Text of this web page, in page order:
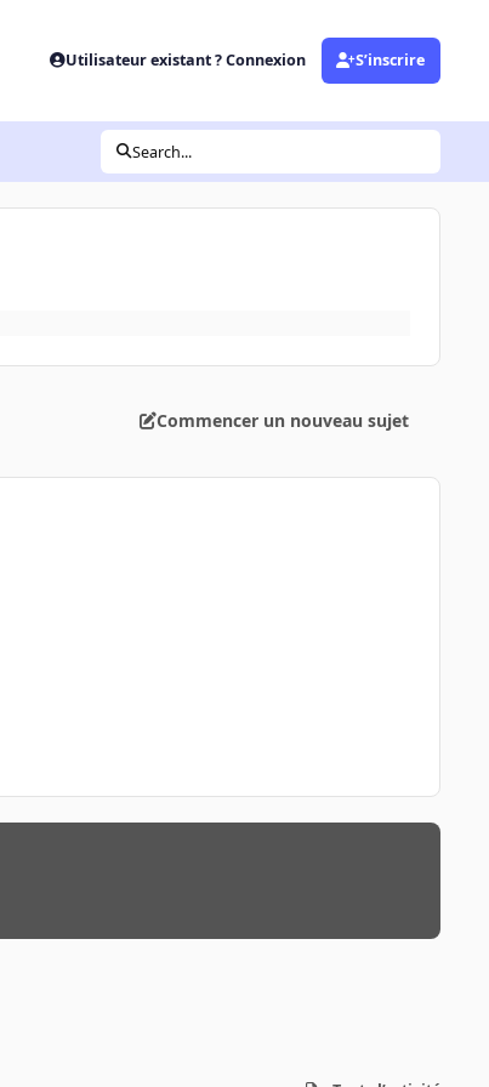
Utilisateur existant ? Connexion S’inscrire
Search...
Commencer un nouveau sujet